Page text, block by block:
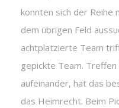
konnten sich der Reihe
dem übrigen Feld
achtplatzierte Team
gepickte Team.
aufeinander, hat das
das Heimrecht. Beim